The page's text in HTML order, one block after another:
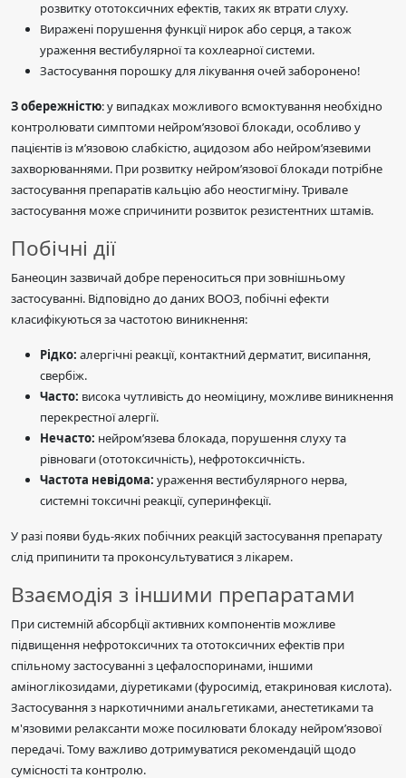
розвитку ототоксичних ефектів, таких як втрати слуху.
Виражені порушення функції нирок або серця, а також
ураження вестибулярної та кохлеарної системи.
Застосування порошку для лікування очей заборонено!
З обережністю: у випадках можливого всмоктування необхідно
контролювати симптоми нейром’язової блокади, особливо у
пацієнтів із м’язовою слабкістю, ацидозом або нейром’язевими
захворюваннями. При розвитку нейром’язової блокади потрібне
застосування препаратів кальцію або неостигміну. Тривале
застосування може спричинити розвиток резистентних штамів.
Побічні дії
Банеоцин зазвичай добре переноситься при зовнішньому
застосуванні. Відповідно до даних ВООЗ, побічні ефекти
класифікуються за частотою виникнення:
Рідко: алергічні реакції, контактний дерматит, висипання,
свербіж.
Часто: висока чутливість до неоміцину, можливе виникнення
перекрестної алергії.
Нечасто: нейром’язева блокада, порушення слуху та
рівноваги (ототоксичність), нефротоксичність.
Частота невідома: ураження вестибулярного нерва,
системні токсичні реакції, суперинфекції.
У разі появи будь-яких побічних реакцій застосування препарату
слід припинити та проконсультуватися з лікарем.
Взаємодія з іншими препаратами
При системній абсорбції активних компонентів можливе
підвищення нефротоксичних та ототоксичних ефектів при
спільному застосуванні з цефалоспоринами, іншими
аміноглікозидами, діуретиками (фуросимід, етакриновая кислота).
Застосування з наркотичними анальгетиками, анестетиками та
м'язовими релаксанти може посилювати блокаду нейром’язової
передачі. Тому важливо дотримуватися рекомендацій щодо
сумісності та контролю.